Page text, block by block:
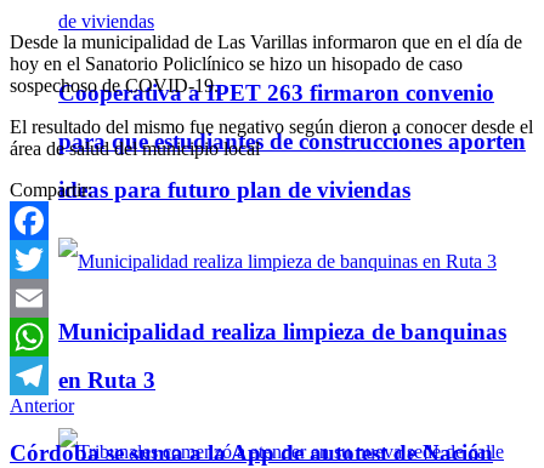
Cooperativa a IPET 263 firmaron convenio
para que estudiantes de construcciones aporten
ideas para futuro plan de viviendas
Municipalidad realiza limpieza de banquinas
en Ruta 3
Desde la municipalidad de Las Varillas informaron que en el día de
hoy en el Sanatorio Policlínico se hizo un hisopado de caso
sospechoso de COVID-19.
El resultado del mismo fue negativo según dieron a conocer desde el
área de salud del municipio local
Compartir:
Facebook
Twitter
Email
WhatsApp
Telegram
Anterior
Córdoba se suma a la App de autotest de Nación